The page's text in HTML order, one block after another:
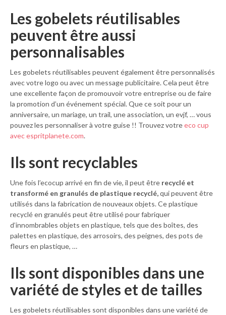
Les gobelets réutilisables
peuvent être aussi
personnalisables
Les gobelets réutilisables peuvent également être personnalisés
avec votre logo ou avec un message publicitaire. Cela peut être
une excellente façon de promouvoir votre entreprise ou de faire
la promotion d’un événement spécial. Que ce soit pour un
anniversaire, un mariage, un trail, une association, un evjf, … vous
pouvez les personnaliser à votre guise !! Trouvez votreeco cup
avec espritplanete.com.
Ils sont recyclables
Une fois l’ecocup arrivé en fin de vie, il peut être recyclé et
transformé en granulés de plastique recyclé,qui peuvent être
utilisés dans la fabrication de nouveaux objets. Ce plastique
recyclé en granulés peut être utilisé pour fabriquer
d’innombrables objets en plastique, tels que des boîtes, des
palettes en plastique, des arrosoirs, des peignes, des pots de
fleurs en plastique, …
Ils sont disponibles dans une
variété de styles et de tailles
Les gobelets réutilisables sont disponibles dans une variété de